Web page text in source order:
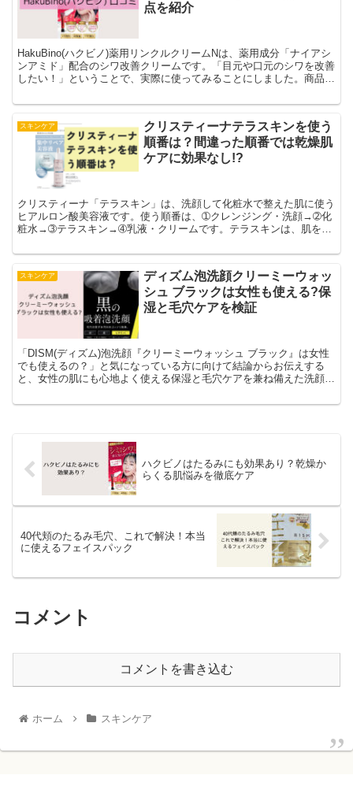
点を紹介
HakuBino(ハクビノ)薬用リンクルクリームNは、薬用成分「ナイアシ
ンアミド」配合のシワ改善クリームです。「目元や口元のシワを改善
したい！」ということで、実際に使ってみることにしました。商品注
ています。
スキンケア
クリスティーナテラスキンを使う
順番は？間違った順番では乾燥肌
ケアに効果なし!?
クリスティーナ「テラスキン」は、洗顔して化粧水で整えた肌に使う
ヒアルロン酸美容液です。使う順番は、➀クレンジング・洗顔→➁化
粧水→➂テラスキン→➃乳液・クリームです。テラスキンは、肌を保
のうるおいをキープしてくれます。使う順番を間違えてしまうと、肌
果的に行えません。
スキンケア
ディズム泡洗顔クリーミーウォッ
シュ ブラックは女性も使える?保
湿と毛穴ケアを検証
「DISM(ディズム)泡洗顔『クリーミーウォッシュ ブラック』は女性
でも使えるの？」と気になっている方に向けて結論からお伝えする
と、女性の肌にも心地よく使える保湿と毛穴ケアを兼ね備えた洗顔料
ハクビノはたるみにも効果あり？乾燥か
らくる肌悩みを徹底ケア
40代頬のたるみ毛穴、これで解決！本当
に使えるフェイスパック
コメント
コメントを書き込む
ホーム スキンケア